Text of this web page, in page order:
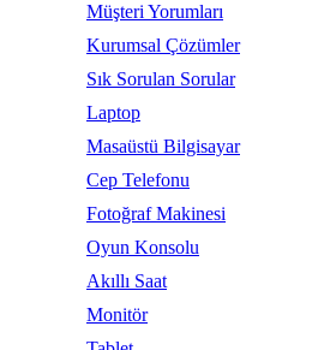
Müşteri Yorumları
Kurumsal Çözümler
Sık Sorulan Sorular
Laptop
Masaüstü Bilgisayar
Cep Telefonu
Fotoğraf Makinesi
Oyun Konsolu
Akıllı Saat
Monitör